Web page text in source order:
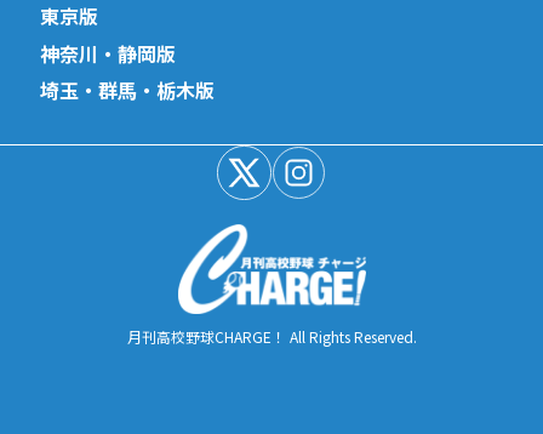
東京版
神奈川・静岡版
埼玉・群馬・栃木版
月刊高校野球CHARGE！ All Rights Reserved.